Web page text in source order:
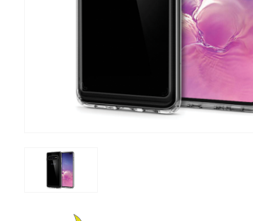
Najprodavanije - TOP 100
Spigen maskice
LCD Tablet
Adapteri za mobitel